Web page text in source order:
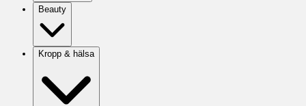
Beauty
Kropp & hälsa